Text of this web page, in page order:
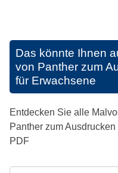
Das könnte Ihnen
von Panther zum
für Erwachsene
Entdecken Sie alle
Panther zum
PDF